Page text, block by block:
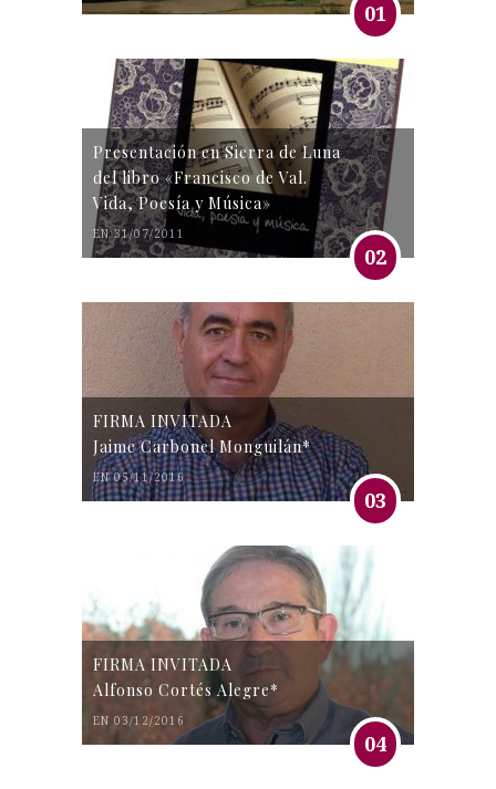
01
Presentación en Sierra de Luna
del libro «Francisco de Val.
Vida, Poesía y Música»
EN 31/07/2011
02
FIRMA INVITADA
Jaime Carbonel Monguilán*
EN 05/11/2016
03
FIRMA INVITADA
Alfonso Cortés Alegre*
EN 03/12/2016
04